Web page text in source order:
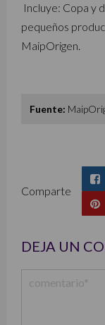
Incluye: Copa y
pequeños
MaipOrigen.
Fuente:
Comparte
DEJA UN